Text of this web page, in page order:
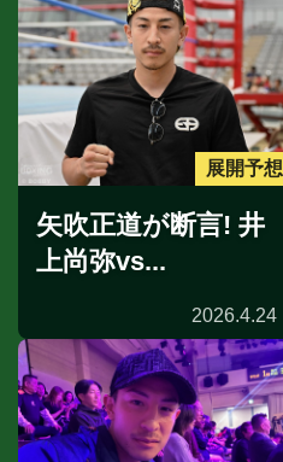
展開予想
矢吹正道が断言! 井
上尚弥vs...
2026.4.24